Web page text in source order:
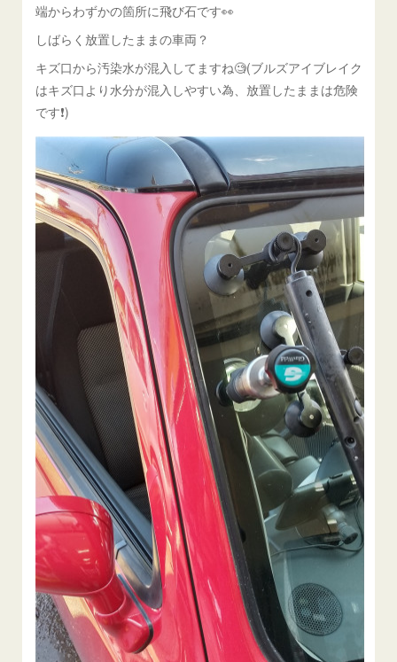
端からわずかの箇所に飛び石です👀
しばらく放置したままの車両？
キズ口から汚染水が混入してますね🧐(ブルズアイブレイク
はキズ口より水分が混入しやすい為、放置したままは危険
です❗️)